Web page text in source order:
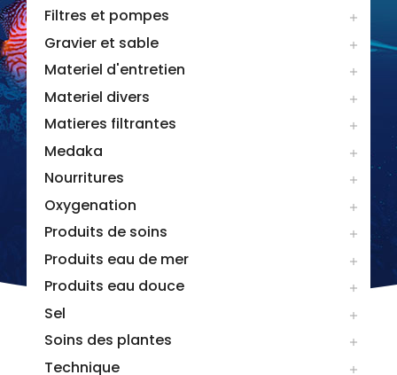
Filtres et pompes 
Gravier et sable 
Materiel d'entretien 
Materiel divers 
Matieres filtrantes 
Medaka 
Nourritures 
Oxygenation 
Produits de soins 
Produits eau de mer 
Produits eau douce 
Sel 
Soins des plantes 
Technique 